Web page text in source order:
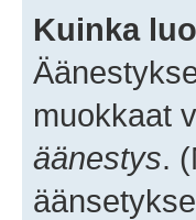
Kuinka
muokkaat
äänestys.